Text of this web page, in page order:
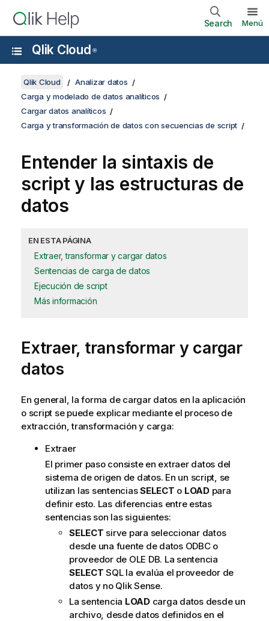
Search Menú
Qlik Cloud ®
Qlik Cloud
Analizar datos
Carga y modelado de datos analíticos
Cargar datos analíticos
Carga y transformación de datos con secuencias de script
Entender la sintaxis de
script y las estructuras de
datos
EN ESTA PÁGINA
Extraer, transformar y cargar datos
Sentencias de carga de datos
Ejecución de script
Más información
Extraer, transformar y cargar
datos
En general, la forma de cargar datos en la aplicación
o script se puede explicar mediante el proceso de
extracción, transformación y carga:
Extraer
El primer paso consiste en extraer datos del
sistema de origen de datos. En un script, se
utilizan las sentenciasSELECT o LOADpara
definir esto. Las diferencias entre estas
sentencias son las siguientes:
SELECT sirve para seleccionar datos
desde una fuente de datos ODBCo
proveedor de OLE DB. La sentencia
SELECT SQLla evalúa el proveedor de
datos y no Qlik Sense.
La sentencia LOADcarga datos desde un
archivo, desde datos definidos en el